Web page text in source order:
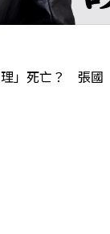
理」死亡？ 張國